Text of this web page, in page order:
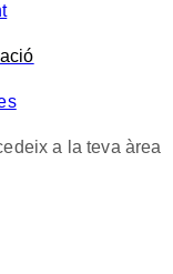
a la teva àrea